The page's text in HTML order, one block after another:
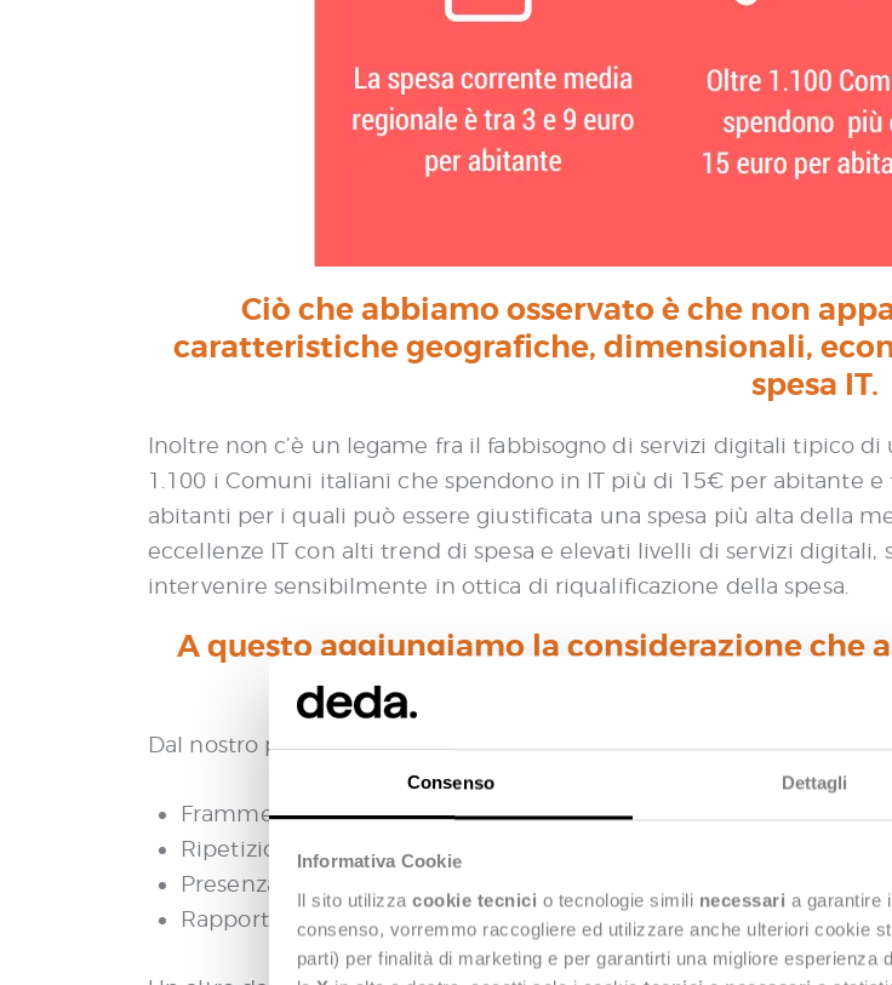
Consenso Dettagli
Informativa Cookie
Il sito utilizza cookie tecnici o tecnologie simili necessari a garantire
consenso, vorremmo raccogliere ed utilizzare anche ulteriori cookie
parti) per finalità di marketing e per garantirti una migliore
Ciò che abbiamo osservato è che non
caratteristiche geografiche, dimensionali,
spesa IT.
Inoltre non c’è un legame fra il fabbisogno di servizi digitali tipico
1.100 i Comuni italiani che spendono in IT più di 15€ per abitante e
abitanti per i quali può essere giustificata una spesa più alta della
eccellenze IT con alti trend di spesa e elevati livelli di servizi digitali,
intervenire sensibilmente in ottica di riqualificazione della spesa.
A questo aggiungiamo la considerazione che
correlato al livello di servizi digitali
Dal nostro punto di vista la variabilità della spesa è soprattutto
Frammentazione (di soluzioni, di sistemi, di fornitori) e
Ripetizione della stessa spesa per lo sviluppo di componenti
Presenza o meno di in house e/o di forme di gestione associata
Rapporto fiduciario e continuativo con i fornitori storici